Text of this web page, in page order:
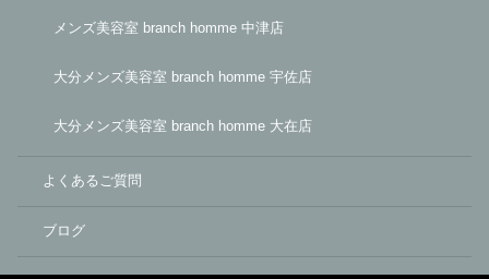
メンズ美容室 branch homme 中津店
大分メンズ美容室 branch homme 宇佐店
大分メンズ美容室 branch homme 大在店
よくあるご質問
ブログ